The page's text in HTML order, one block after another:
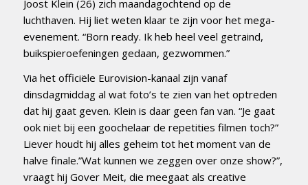
Joost Klein (26) zich maandagochtend op de
luchthaven. Hij liet weten klaar te zijn voor het mega-
evenement. “Born ready. Ik heb heel veel getraind,
buikspieroefeningen gedaan, gezwommen.”
Via het officiële Eurovision-kanaal zijn vanaf
dinsdagmiddag al wat foto’s te zien van het optreden
dat hij gaat geven. Klein is daar geen fan van. “Je gaat
ook niet bij een goochelaar de repetities filmen toch?”
Liever houdt hij alles geheim tot het moment van de
halve finale.”Wat kunnen we zeggen over onze show?”,
vraagt hij Gover Meit, die meegaat als creative